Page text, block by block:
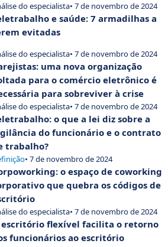
do especialista• 7 de novembro de 2024
e saúde: 7 armadilhas a
evitadas
do especialista• 7 de novembro de 2024
uma nova organização
para o comércio eletrônico é
para sobreviver à crise
do especialista• 7 de novembro de 2024
o que a lei diz sobre a
do funcionário e o contrato
trabalho?
• 7 de novembro de 2024
o espaço de coworking
que quebra os códigos de
do especialista• 7 de novembro de 2024
escritório flexível facilita o retorno
funcionários ao escritório